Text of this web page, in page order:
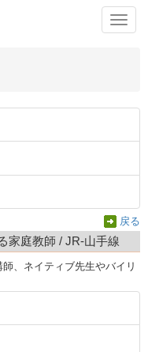
戻る
家庭教師 / JR-山手線
、ネイティブ先生やバイリ